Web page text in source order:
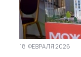
18 ФЕВРАЛЯ 2026